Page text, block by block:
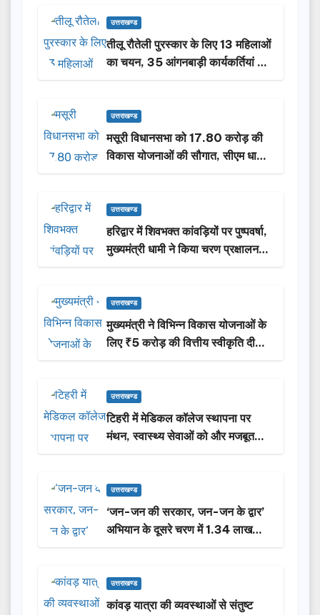
उत्तराखण्ड
तीलू रौतेली पुरस्कार के लिए 13 महिलाओं
का चयन, 35 आंगनबाड़ी कार्यकर्तियां भी
होंगी सम्मानित…
उत्तराखण्ड
मसूरी विधानसभा को 17.80 करोड़ की
विकास योजनाओं की सौगात, सीएम धामी
ने किया लोकार्पण-शिलान्यास.
उत्तराखण्ड
हरिद्वार में शिवभक्त कांवड़ियों पर पुष्पवर्षा,
मुख्यमंत्री धामी ने किया चरण प्रक्षालन…
उत्तराखण्ड
मुख्यमंत्री ने विभिन्न विकास योजनाओं के
लिए ₹5 करोड़ की वित्तीय स्वीकृति दी…
उत्तराखण्ड
टिहरी में मेडिकल कॉलेज स्थापना पर
मंथन, स्वास्थ्य सेवाओं को और मजबूत
करेगी सरकार: मुख्यमंत्री धामी…
उत्तराखण्ड
‘जन-जन की सरकार, जन-जन के द्वार’
अभियान के दूसरे चरण में 1.34 लाख
लोगों की भागीदारी…
उत्तराखण्ड
कांवड़ यात्रा की व्यवस्थाओं से संतुष्ट